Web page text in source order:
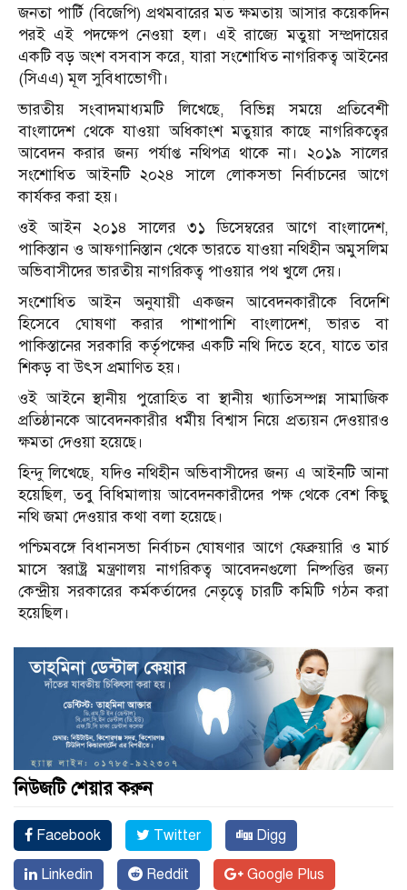
জনতা পার্টি (বিজেপি) প্রথমবারের মত ক্ষমতায় আসার কয়েকদিন
পরই এই পদক্ষেপ নেওয়া হল। এই রাজ্যে মতুয়া সম্প্রদায়ের
একটি বড় অংশ বসবাস করে, যারা সংশোধিত নাগরিকত্ব আইনের
(সিএএ) মূল সুবিধাভোগী।
ভারতীয় সংবাদমাধ্যমটি লিখেছে, বিভিন্ন সময়ে প্রতিবেশী
বাংলাদেশ থেকে যাওয়া অধিকাংশ মতুয়ার কাছে নাগরিকত্বের
আবেদন করার জন্য পর্যাপ্ত নথিপত্র থাকে না। ২০১৯ সালের
সংশোধিত আইনটি ২০২৪ সালে লোকসভা নির্বাচনের আগে
কার্যকর করা হয়।
ওই আইন ২০১৪ সালের ৩১ ডিসেম্বরের আগে বাংলাদেশ,
পাকিস্তান ও আফগানিস্তান থেকে ভারতে যাওয়া নথিহীন অমুসলিম
অভিবাসীদের ভারতীয় নাগরিকত্ব পাওয়ার পথ খুলে দেয়।
সংশোধিত আইন অনুযায়ী একজন আবেদনকারীকে বিদেশি
হিসেবে ঘোষণা করার পাশাপাশি বাংলাদেশ, ভারত বা
পাকিস্তানের সরকারি কর্তৃপক্ষের একটি নথি দিতে হবে, যাতে তার
শিকড় বা উৎস প্রমাণিত হয়।
ওই আইনে স্থানীয় পুরোহিত বা স্থানীয় খ্যাতিসম্পন্ন সামাজিক
প্রতিষ্ঠানকে আবেদনকারীর ধর্মীয় বিশ্বাস নিয়ে প্রত্যয়ন দেওয়ারও
ক্ষমতা দেওয়া হয়েছে।
হিন্দু লিখেছে, যদিও নথিহীন অভিবাসীদের জন্য এ আইনটি আনা
হয়েছিল, তবু বিধিমালায় আবেদনকারীদের পক্ষ থেকে বেশ কিছু
নথি জমা দেওয়ার কথা বলা হয়েছে।
পশ্চিমবঙ্গে বিধানসভা নির্বাচন ঘোষণার আগে ফেব্রুয়ারি ও মার্চ
মাসে স্বরাষ্ট্র মন্ত্রণালয় নাগরিকত্ব আবেদনগুলো নিষ্পত্তির জন্য
কেন্দ্রীয় সরকারের কর্মকর্তাদের নেতৃত্বে চারটি কমিটি গঠন করা
হয়েছিল।
নিউজটি শেয়ার করুন
Facebook Twitter Digg
Linkedin Reddit Google Plus